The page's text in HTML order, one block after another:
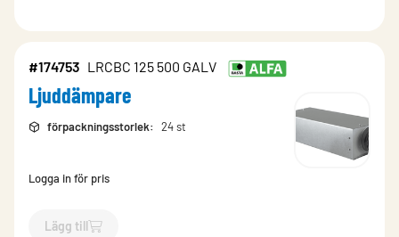
#174753 LRCBC 125 500 GALV
Ljuddämpare
förpackningsstorlek: 24 st
Logga in för pris
Lägg till